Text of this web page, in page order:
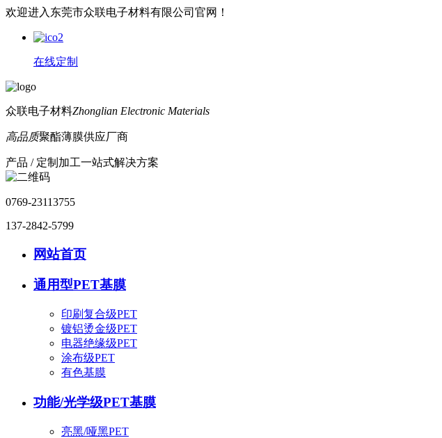
欢迎进入东莞市众联电子材料有限公司官网！
在线定制
众联电子材料Zhonglian Electronic Materials
高品质聚酯薄膜供应厂商
产品 / 定制加工一站式解决方案
0769-23113755
137-2842-5799
网站首页
通用型PET基膜
印刷复合级PET
镀铝烫金级PET
电器绝缘级PET
涂布级PET
有色基膜
功能/光学级PET基膜
亮黑/哑黑PET